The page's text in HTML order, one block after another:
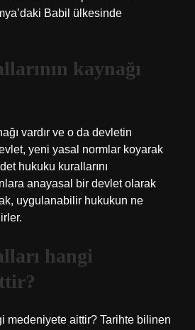
Babil ülkesinde
kaynağı
vardır ve o da devletin
yeni yasal normlar koyarak
hukuku kurallarını
anayasal bir devlet olarak
uygulanabilir hukukun ne
hangi
medeniyete aittir? Tarihte bilinen